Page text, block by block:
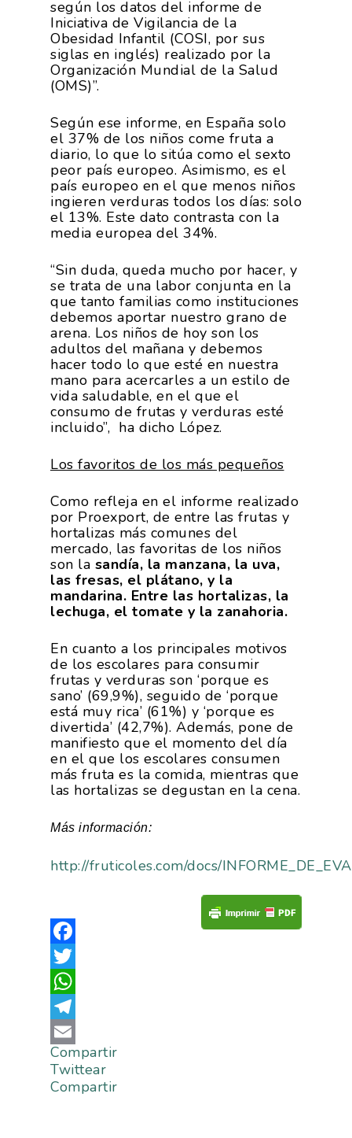
según los datos del informe de
Iniciativa de Vigilancia de la
Obesidad Infantil (COSI, por sus
siglas en inglés) realizado por la
Organización Mundial de la Salud
(OMS)”.
Según ese informe, en España solo
el 37% de los niños come fruta a
diario, lo que lo sitúa como el sexto
peor país europeo. Asimismo, es el
país europeo en el que menos niños
ingieren verduras todos los días: solo
el 13%. Este dato contrasta con la
media europea del 34%.
“Sin duda, queda mucho por hacer, y
se trata de una labor conjunta en la
que tanto familias como instituciones
debemos aportar nuestro grano de
arena. Los niños de hoy son los
adultos del mañana y debemos
hacer todo lo que esté en nuestra
mano para acercarles a un estilo de
vida saludable, en el que el
consumo de frutas y verduras esté
incluido”, ha dicho López.
Los favoritos de los más pequeños
Como refleja en el informe realizado
por Proexport, de entre las frutas y
hortalizas más comunes del
mercado, las favoritas de los niños
son la sandía, la manzana, la uva,
las fresas, el plátano, y la
mandarina. Entre las hortalizas, la
lechuga, el tomate y la zanahoria.
En cuanto a los principales motivos
de los escolares para consumir
frutas y verduras son ‘porque es
sano’ (69,9%), seguido de ‘porque
está muy rica’ (61%) y ‘porque es
divertida’ (42,7%). Además, pone de
manifiesto que el momento del día
en el que los escolares consumen
más fruta es la comida, mientras que
las hortalizas se degustan en la cena.
Más información:
http://fruticoles.com/docs/
Facebook
Twitter
WhatsApp
Telegram
Email
Compartir
Twittear
Compartir
La Asociación
Nuestros Asociados
Responsabilidad Social
Corporativa
Números
Forma Parte De
PROEXPORT
Empresas
Asociados
Mapa De Productores
Productos
Temas
Actualidad
Calidad Y Seguridad
Alimentaria
Innovación
Internacionalización
Multimedia
Nutrición Y Salud
Opinión
Sostenibilidad
AgroCIFRAS
Comunicación 2024
Datos 2024
Histórico
Exportaciones 2019
Exportaciones 2018
Exportaciones 2017
Exportaciones 2015
Empleo Y
Formación
Bolsa De Empleo
Formación
Teleformación
Iniciativas
Modificación Ley Mar
Juntos Contra El
Proyectos Destacados
Promoción De La
Alimentación
Campañas De
Frutas Y Hortalizas
Concurso
Nuves. Nutrición
Sostenible
I+S PRO
Sostenibilidad
Innovación
Videos
Contacto
Intranet